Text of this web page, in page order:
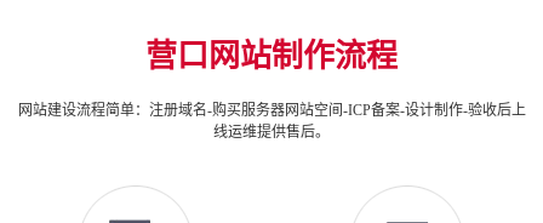
营口网站制作流程
网站建设流程简单：注册域名-购买服务器网站空间-ICP备案-设计制作-验收后上
线运维提供售后。